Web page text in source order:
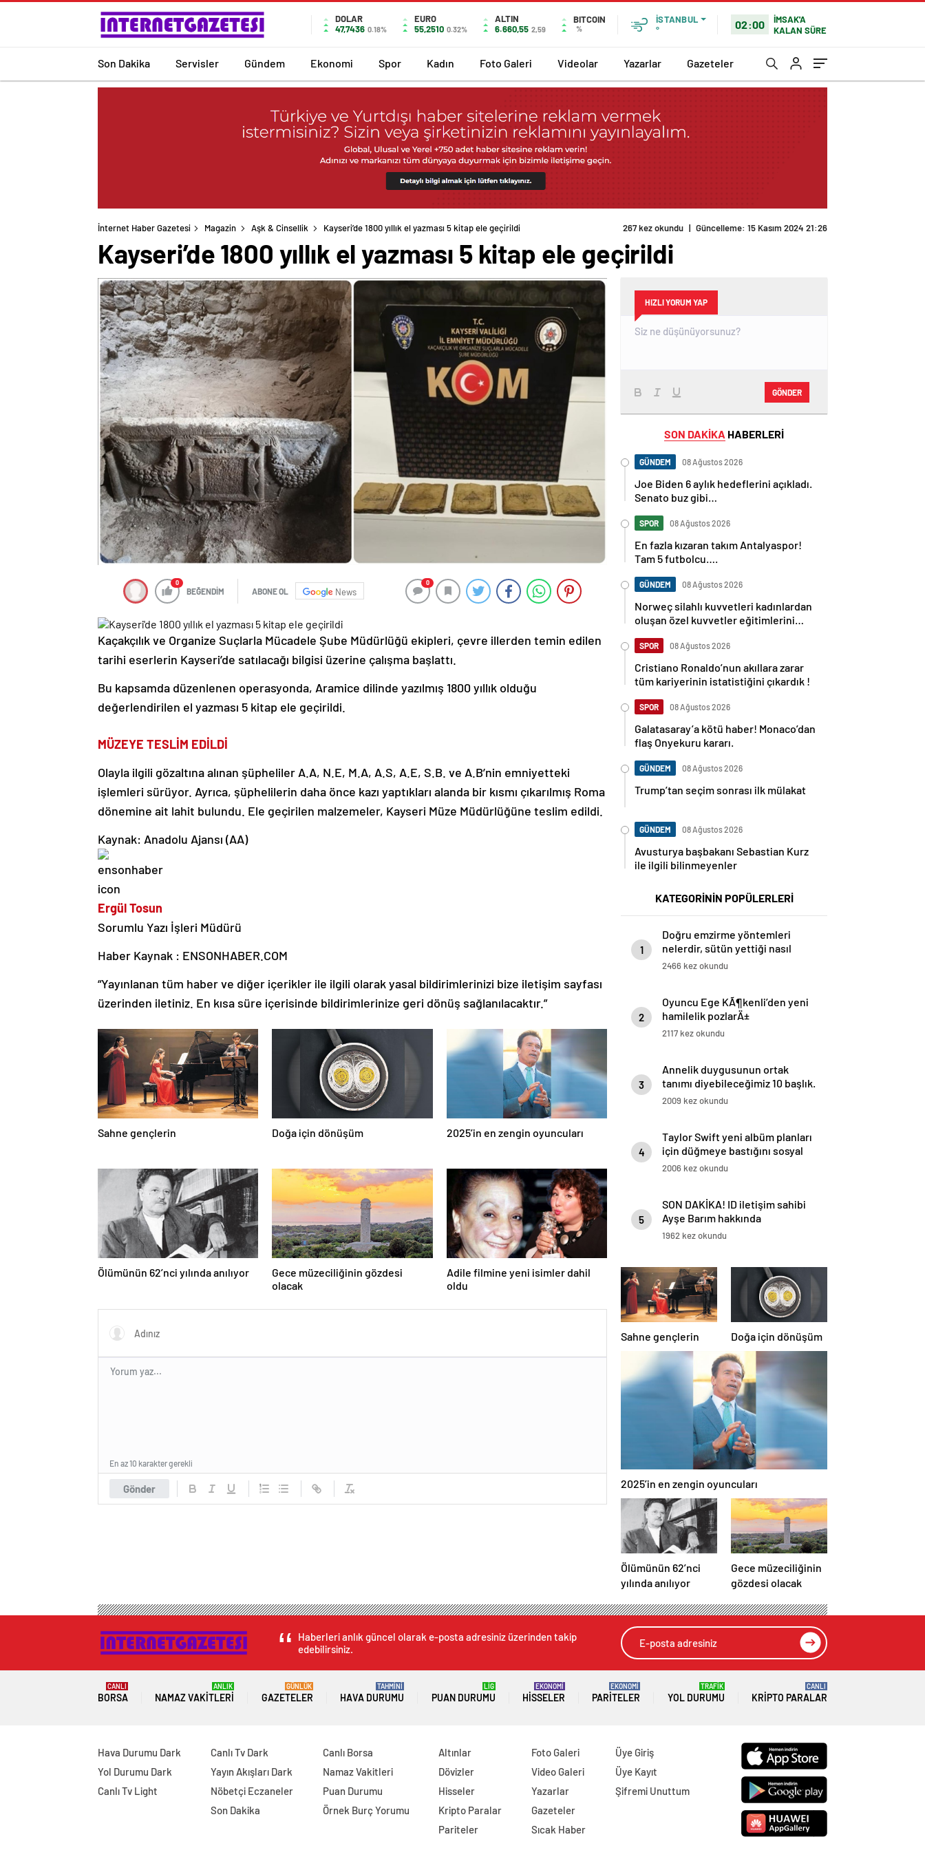
DOLAR
47,7436 0.18%
EURO
55,2510 0.32%
ALTIN
6.660,55 2,59
BITCOIN
%
İSTANBUL
°
02:00
İMSAK'A
KALAN SÜRE
Son Dakika Servisler Gündem Ekonomi Spor Kadın Foto Galeri Videolar Yazarlar Gazeteler
İnternet Haber Gazetesi Magazin Aşk & Cinsellik Kayseri’de 1800 yıllık el yazması 5 kitap ele geçirildi 267 kez okundu | Güncelleme: 15 Kasım 2024 21:26
Kayseri’de 1800 yıllık el yazması 5 kitap ele geçirildi
0
BEĞENDİM ABONE OL News
0
Kaçakçılık ve Organize Suçlarla Mücadele Şube Müdürlüğü ekipleri, çevre illerden temin edilen
tarihi eserlerin Kayseri’de satılacağı bilgisi üzerine çalışma başlattı.
Bu kapsamda düzenlenen operasyonda, Aramice dilinde yazılmış 1800 yıllık olduğu
değerlendirilen el yazması 5 kitap ele geçirildi.
MÜZEYE TESLİM EDİLDİ
Olayla ilgili gözaltına alınan şüpheliler A.A, N.E, M.A, A.S, A.E, S.B. ve A.B’nin emniyetteki
işlemleri sürüyor. Ayrıca, şüphelilerin daha önce kazı yaptıkları alanda bir kısmı çıkarılmış Roma
dönemine ait lahit bulundu. Ele geçirilen malzemeler, Kayseri Müze Müdürlüğüne teslim edildi.
Kaynak: Anadolu Ajansı (AA)
Ergül Tosun
Sorumlu Yazı İşleri Müdürü
Haber Kaynak : ENSONHABER.COM
“Yayınlanan tüm haber ve diğer içerikler ile ilgili olarak yasal bildirimlerinizi bize iletişim sayfası
üzerinden iletiniz. En kısa süre içerisinde bildirimlerinize geri dönüş sağlanılacaktır.”
Sahne gençlerin Doğa için dönüşüm 2025’in en zengin oyuncuları
Ölümünün 62’nci yılında anılıyor
Gece müzeciliğinin gözdesi
olacak
Adile filmine yeni isimler dahil
oldu
Gönder
En az 10 karakter gerekli
HIZLI YORUM YAP
GÖNDER
SON DAKİKA HABERLERİ
GÜNDEM 08 Ağustos 2026
Joe Biden 6 aylık hedeflerini açıkladı.
Senato buz gibi…
SPOR 08 Ağustos 2026
En fazla kızaran takım Antalyaspor!
Tam 5 futbolcu….
GÜNDEM 08 Ağustos 2026
Norweç silahlı kuvvetleri kadınlardan
oluşan özel kuvvetler eğitimlerini
SPOR 08 Ağustos 2026
Cristiano Ronaldo’nun akıllara zarar
tüm kariyerinin istatistiğini çıkardık !
SPOR 08 Ağustos 2026
Galatasaray’a kötü haber! Monaco’dan
flaş Onyekuru kararı.
GÜNDEM 08 Ağustos 2026
Trump’tan seçim sonrası ilk mülakat
GÜNDEM 08 Ağustos 2026
Avusturya başbakanı Sebastian Kurz
ile ilgili bilinmeyenler
KATEGORİNİN POPÜLERLERİ
1
Doğru emzirme yöntemleri
nelerdir, sütün yettiği nasıl
anlaşılır?
2466 kez okundu
2
Oyuncu Ege KÃ¶kenli’den yeni
hamilelik pozlarÄ±
2117 kez okundu
3
Annelik duygusunun ortak
tanımı diyebileceğimiz 10 başlık.
2009 kez okundu
4
Taylor Swift yeni albüm planları
için düğmeye bastığını sosyal
medyadan duyurdu!
2006 kez okundu
5
SON DAKİKA! ID iletişim sahibi
Ayşe Barım hakkında
soruşturma: Serenay Sarıkaya
1962 kez okundu
Sahne gençlerin Doğa için dönüşüm
2025’in en zengin oyuncuları
Ölümünün 62’nci
yılında anılıyor
Gece müzeciliğinin
gözdesi olacak
Haberleri anlık güncel olarak e-posta adresiniz üzerinden takip
edebilirsiniz.
BORSA
CANLI
NAMAZ VAKITLERI
ANLIK
GAZETELER
GÜNLÜK
HAVA DURUMU
TAHMİNİ
PUAN DURUMU
LİG
HISSELER
EKONOMİ
PARITELER
EKONOMİ
YOL DURUMU
TRAFİK
KRIPTO PARALAR
CANLI
Hava Durumu Dark
Yol Durumu Dark
Canlı Tv Light
Canlı Tv Dark
Yayın Akışları Dark
Nöbetçi Eczaneler
Son Dakika
Canlı Borsa
Namaz Vakitleri
Puan Durumu
Örnek Burç Yorumu
Altınlar
Dövizler
Hisseler
Kripto Paralar
Pariteler
Foto Galeri
Video Galeri
Yazarlar
Gazeteler
Sıcak Haber
Üye Giriş
Üye Kayıt
Şifremi Unuttum